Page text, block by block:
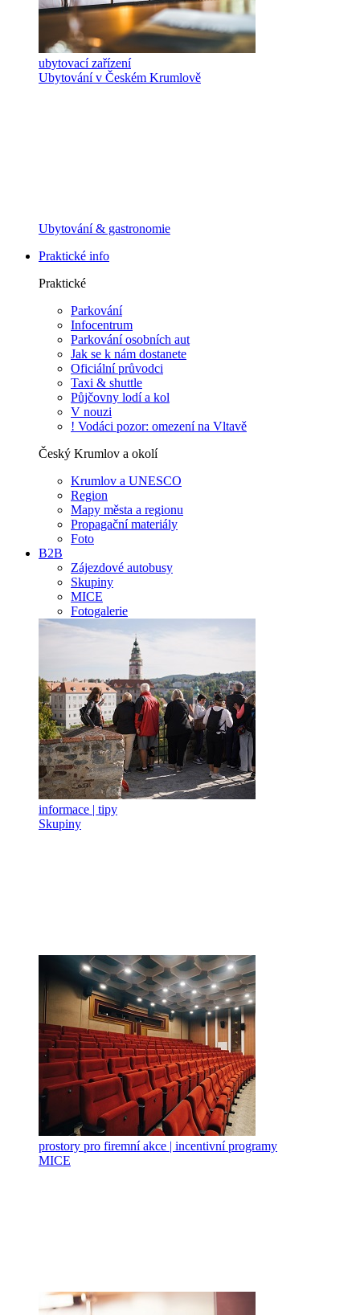
ubytovací zařízení
Ubytování v Českém Krumlově
Ubytování & gastronomie
Praktické info
Praktické
Parkování
Infocentrum
Parkování osobních aut
Jak se k nám dostanete
Oficiální průvodci
Taxi & shuttle
Půjčovny lodí a kol
V nouzi
! Vodáci pozor: omezení na Vltavě
Český Krumlov a okolí
Krumlov a UNESCO
Region
Mapy města a regionu
Propagační materiály
Foto
B2B
Zájezdové autobusy
Skupiny
MICE
Fotogalerie
informace | tipy
Skupiny
prostory pro firemní akce | incentivní programy
MICE